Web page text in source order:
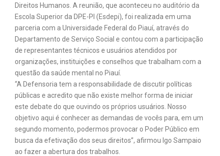
Direitos Humanos. A reunião, que aconteceu no auditório da
Escola Superior da DPE-PI (Esdepi), foi realizada em uma
parceria com a Universidade Federal do Piauí, através do
Departamento de Serviço Social e contou com a participação
de representantes técnicos e usuários atendidos por
organizações, instituições e conselhos que trabalham com a
questão da saúde mental no Piauí.
“A Defensoria tem a responsabilidade de discutir políticas
públicas e acredito que não existe melhor forma de iniciar
este debate do que ouvindo os próprios usuários. Nosso
objetivo aqui é conhecer as demandas de vocês para, em um
segundo momento, podermos provocar o Poder Público em
busca da efetivação dos seus direitos”, afirmou Igo Sampaio
ao fazer a abertura dos trabalhos.